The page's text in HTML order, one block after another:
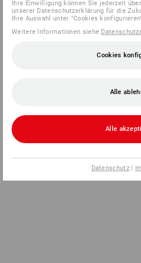
Ihre Einwilligung können Sie jederzeit
unserer Datenschutzerklärung für die
Ihre Auswahl unter "Cookies
Weitere Informationen siehe
Cookies
Alle
Alle
Datenschutz|